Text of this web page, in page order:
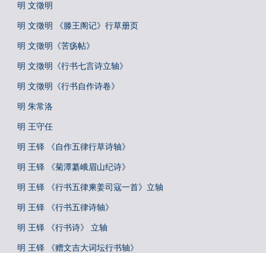
明 文徵明
明 文徵明 《滕王阁记》行草册页
明 文徵明《苦疡帖》
明 文徵明《行书七言诗立轴》
明 文徵明《行书自作诗卷》
明 朱常洛
明 王守任
明 王铎 《自作五律行草诗轴》
明 王铎 《菊潭纂峨眉山纪诗》
明 王铎 《行书五律柬姜司寇一首》立轴
明 王铎 《行书五律诗轴》
明 王铎 《行书诗》 立轴
明 王铎 《赠文吉大词坛行书轴》